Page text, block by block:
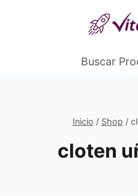
Buscar
Inicio / Shop /
cloten